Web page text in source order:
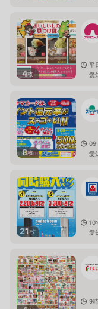
4枚
平
愛
8枚
愛
21枚
愛
9